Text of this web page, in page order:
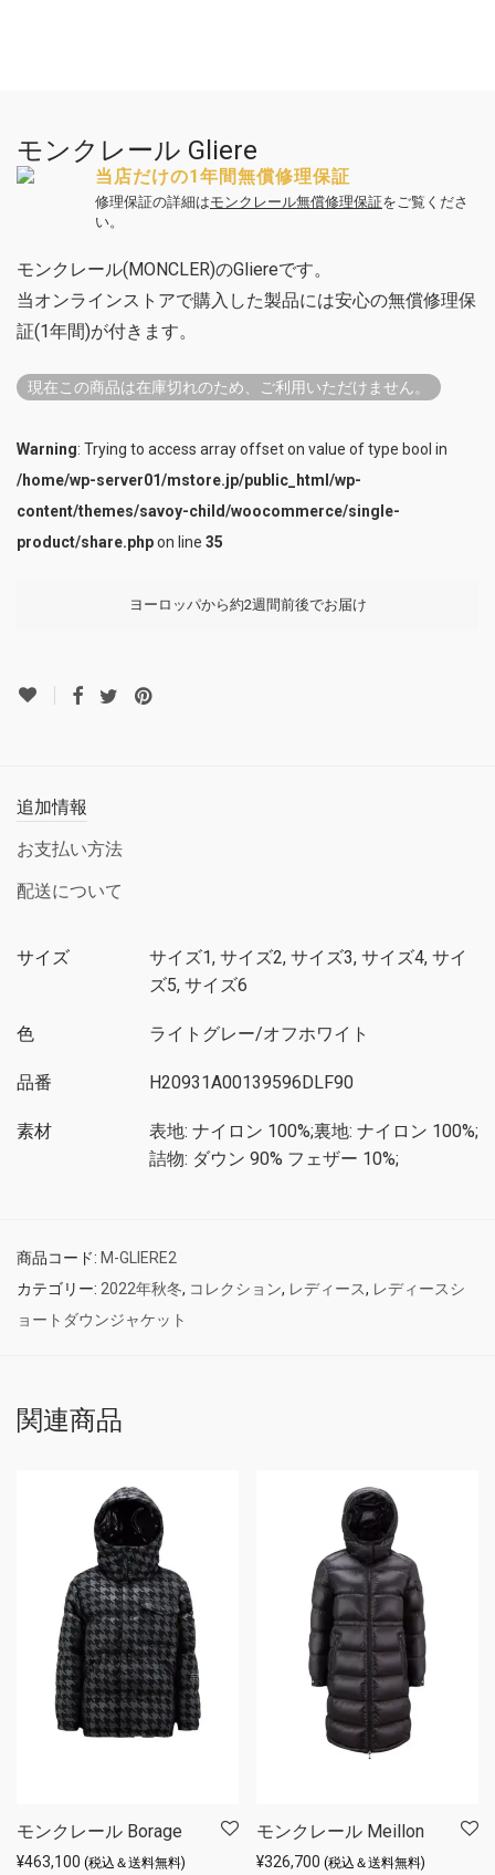
モンクレール Gliere
当店だけの1年間無償修理保証
修理保証の詳細はモンクレール無償修理保証をご覧くださ
い。
モンクレール(MONCLER)のGliereです。
当オンラインストアで購入した製品には安心の無償修理保
証(1年間)が付きます。
現在この商品は在庫切れのため、ご利用いただけません。
Warning: Trying to access array offset on value of type bool in
/home/wp-server01/mstore.jp/public_html/wp-
content/themes/savoy-child/woocommerce/single-
product/share.phpon line 35
ヨーロッパから約2週間前後でお届け
追加情報
お支払い方法
配送について
サイズ
サイズ1, サイズ2, サイズ3, サイズ4, サイ
ズ5, サイズ6
色 ライトグレー/オフホワイト
品番 H20931A00139596DLF90
素材
表地: ナイロン 100%;裏地: ナイロン 100%;
詰物: ダウン 90% フェザー 10%;
商品コード: M-GLIERE2
カテゴリー: 2022年秋冬, コレクション, レディース, レディースシ
ョートダウンジャケット
関連商品
モンクレール Borage
¥463,100 (税込＆送料無料)
モンクレール Meillon
¥326,700 (税込＆送料無料)